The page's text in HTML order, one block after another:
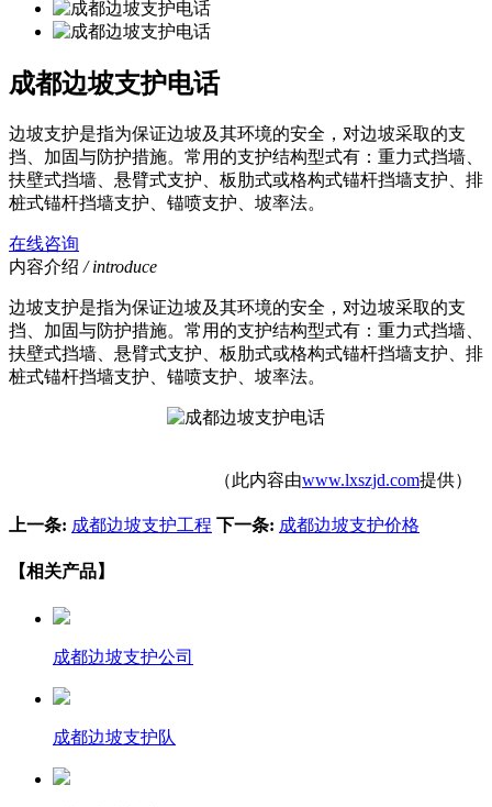
成都边坡支护电话
边坡支护是指为保证边坡及其环境的安全，对边坡采取的支
挡、加固与防护措施。常用的支护结构型式有：重力式挡墙、
扶壁式挡墙、悬臂式支护、板肋式或格构式锚杆挡墙支护、排
桩式锚杆挡墙支护、锚喷支护、坡率法。
在线咨询
内容介绍 / introduce
边坡支护是指为保证边坡及其环境的安全，对边坡采取的支
挡、加固与防护措施。常用的支护结构型式有：重力式挡墙、
扶壁式挡墙、悬臂式支护、板肋式或格构式锚杆挡墙支护、排
桩式锚杆挡墙支护、锚喷支护、坡率法。
（此内容由www.lxszjd.com提供）
上一条: 成都边坡支护工程 下一条: 成都边坡支护价格
【相关产品】
成都边坡支护公司
成都边坡支护队